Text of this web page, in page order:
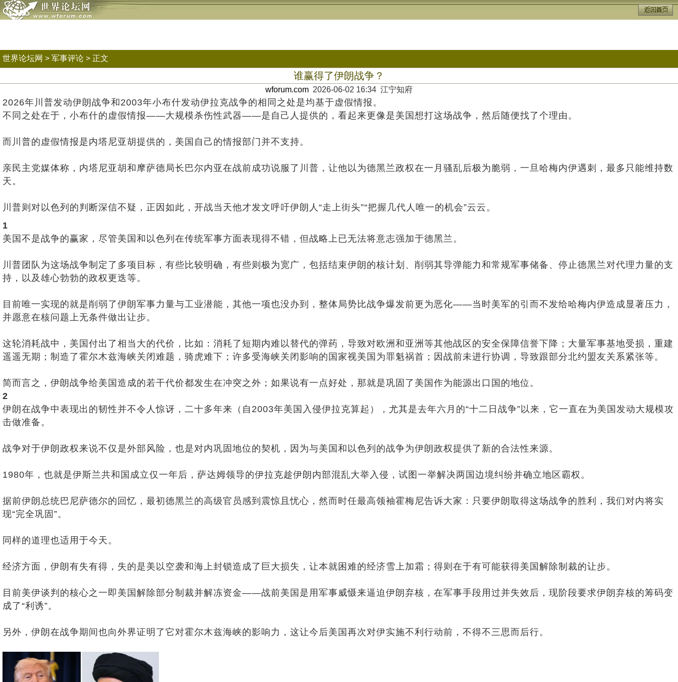
世界论坛网 > 军事评论 > 正文
谁赢得了伊朗战争？
wforum.com 2026-06-02 16:34 江宁知府
2026年川普发动伊朗战争和2003年小布什发动伊拉克战争的相同之处是均基于虚假情报。
不同之处在于，小布什的虚假情报——大规模杀伤性武器——是自己人提供的，看起来更像是美国想打这场战争，然后随便找了个理由。
而川普的虚假情报是内塔尼亚胡提供的，美国自己的情报部门并不支持。
亲民主党媒体称，内塔尼亚胡和摩萨德局长巴尔内亚在战前成功说服了川普，让他以为德黑兰政权在一月骚乱后极为脆弱，一旦哈梅内伊遇刺，最多只能维持数
天。
川普则对以色列的判断深信不疑，正因如此，开战当天他才发文呼吁伊朗人“走上街头”“把握几代人唯一的机会”云云。
1
美国不是战争的赢家，尽管美国和以色列在传统军事方面表现得不错，但战略上已无法将意志强加于德黑兰。
川普团队为这场战争制定了多项目标，有些比较明确，有些则极为宽广，包括结束伊朗的核计划、削弱其导弹能力和常规军事储备、停止德黑兰对代理力量的支
持，以及雄心勃勃的政权更迭等。
目前唯一实现的就是削弱了伊朗军事力量与工业潜能，其他一项也没办到，整体局势比战争爆发前更为恶化——当时美军的引而不发给哈梅内伊造成显著压力，
并愿意在核问题上无条件做出让步。
这轮消耗战中，美国付出了相当大的代价，比如：消耗了短期内难以替代的弹药，导致对欧洲和亚洲等其他战区的安全保障信誉下降；大量军事基地受损，重建
遥遥无期；制造了霍尔木兹海峡关闭难题，骑虎难下；许多受海峡关闭影响的国家视美国为罪魁祸首；因战前未进行协调，导致跟部分北约盟友关系紧张等。
简而言之，伊朗战争给美国造成的若干代价都发生在冲突之外；如果说有一点好处，那就是巩固了美国作为能源出口国的地位。
2
伊朗在战争中表现出的韧性并不令人惊讶，二十多年来（自2003年美国入侵伊拉克算起），尤其是去年六月的“十二日战争”以来，它一直在为美国发动大规模攻
击做准备。
战争对于伊朗政权来说不仅是外部风险，也是对内巩固地位的契机，因为与美国和以色列的战争为伊朗政权提供了新的合法性来源。
1980年，也就是伊斯兰共和国成立仅一年后，萨达姆领导的伊拉克趁伊朗内部混乱大举入侵，试图一举解决两国边境纠纷并确立地区霸权。
据前伊朗总统巴尼萨德尔的回忆，最初德黑兰的高级官员感到震惊且忧心，然而时任最高领袖霍梅尼告诉大家：只要伊朗取得这场战争的胜利，我们对内将实
现“完全巩固”。
同样的道理也适用于今天。
经济方面，伊朗有失有得，失的是美以空袭和海上封锁造成了巨大损失，让本就困难的经济雪上加霜；得则在于有可能获得美国解除制裁的让步。
目前美伊谈判的核心之一即美国解除部分制裁并解冻资金——战前美国是用军事威慑来逼迫伊朗弃核，在军事手段用过并失效后，现阶段要求伊朗弃核的筹码变
成了“利诱”。
另外，伊朗在战争期间也向外界证明了它对霍尔木兹海峡的影响力，这让今后美国再次对伊实施不利行动前，不得不三思而后行。